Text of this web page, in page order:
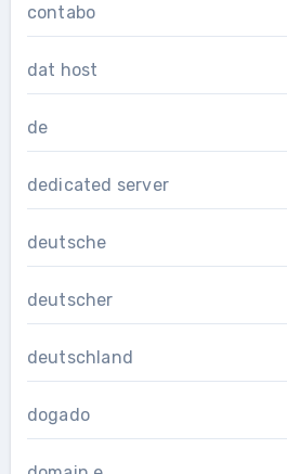
contabo
dat host
de
dedicated server
deutsche
deutscher
deutschland
dogado